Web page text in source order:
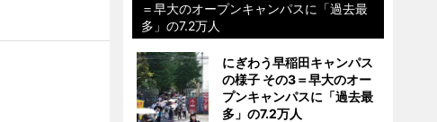
＝早大のオープンキャンパスに「過去最
多」の7.2万人
にぎわう早稲田キャンパス
の様子 その3＝早大のオー
プンキャンパスに「過去最
多」の7.2万人